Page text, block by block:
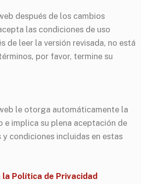
después de los cambios
las condiciones de uso
de leer la versión revisada, no está
por favor, termine su
le otorga automáticamente la
e implica su plena aceptación de
condiciones incluidas en estas
Política de Privacidad